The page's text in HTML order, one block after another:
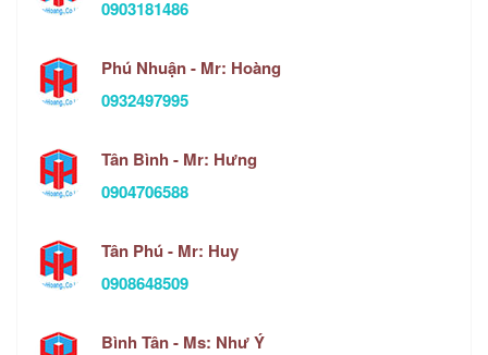
0903181486
Phú Nhuận - Mr: Hoàng
0932497995
Tân Bình - Mr: Hưng
0904706588
Tân Phú - Mr: Huy
0908648509
Bình Tân - Ms: Như Ý